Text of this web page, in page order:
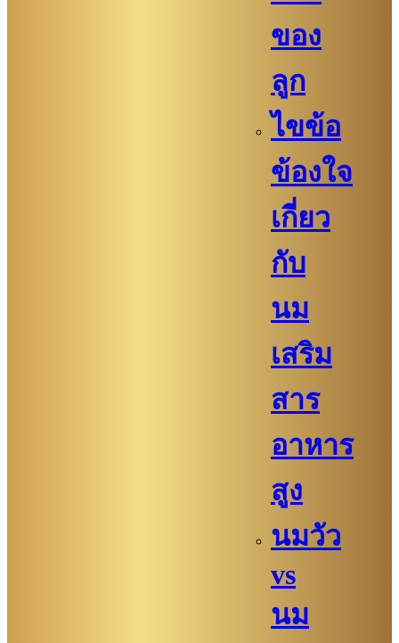
ของ
ลูก
ไขข้อ
ข้องใจ
เกี่ยว
กับ
นม
เสริม
สาร
อาหาร
สูง
นมวัว
vs
นม